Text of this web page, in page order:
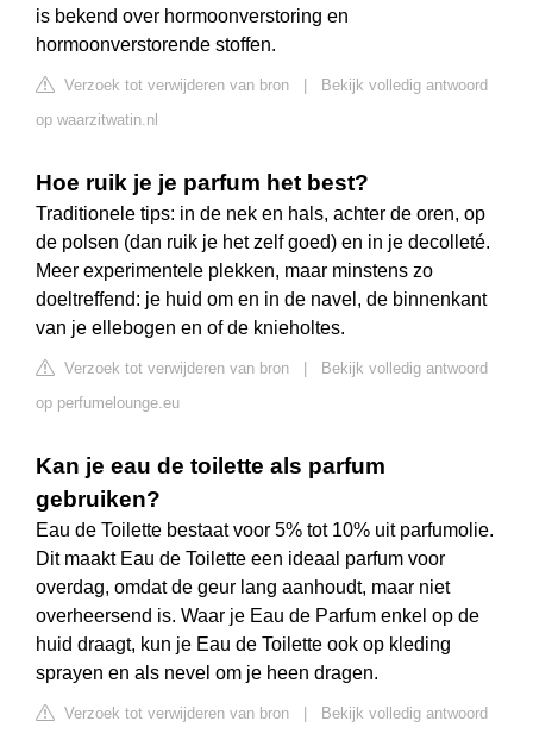
is bekend over hormoonverstoring en
hormoonverstorende stoffen.
Verzoek tot verwijderen van bron
Bekijk volledig antwoord
op waarzitwatin.nl
Hoe ruik je je parfum het best?
Traditionele tips: in de nek en hals, achter de oren, op
de polsen (dan ruik je het zelf goed) en in je decolleté.
Meer experimentele plekken, maar minstens zo
doeltreffend: je huid om en in de navel, de binnenkant
van je ellebogen en of de knieholtes.
Verzoek tot verwijderen van bron
Bekijk volledig antwoord
op perfumelounge.eu
Kan je eau de toilette als parfum
gebruiken?
Eau de Toilette bestaat voor 5% tot 10% uit parfumolie.
Dit maakt Eau de Toilette een ideaal parfum voor
overdag, omdat de geur lang aanhoudt, maar niet
overheersend is. Waar je Eau de Parfum enkel op de
huid draagt, kun je Eau de Toilette ook op kleding
sprayen en als nevel om je heen dragen.
Verzoek tot verwijderen van bron
Bekijk volledig antwoord